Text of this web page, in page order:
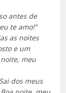
antes de
te amo!”
as noites
e um
meu
dos meus